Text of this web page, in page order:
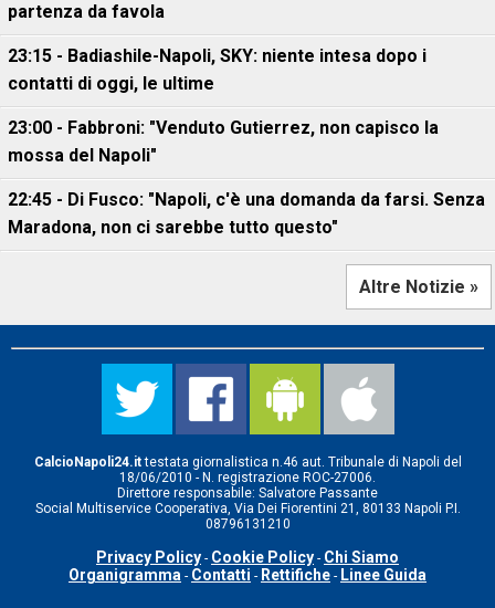
partenza da favola
23:15 - Badiashile-Napoli, SKY: niente intesa dopo i
contatti di oggi, le ultime
23:00 - Fabbroni: "Venduto Gutierrez, non capisco la
mossa del Napoli"
22:45 - Di Fusco: "Napoli, c'è una domanda da farsi. Senza
Maradona, non ci sarebbe tutto questo"
Altre Notizie »
CalcioNapoli24.ittestata giornalistica n.46 aut. Tribunale di Napoli del
18/06/2010 - N. registrazione ROC-27006.
Direttore responsabile: Salvatore Passante
Social Multiservice Cooperativa, Via Dei Fiorentini 21, 80133 Napoli P.I.
08796131210
Privacy Policy - Cookie Policy - Chi Siamo
Organigramma - Contatti - Rettifiche - Linee Guida